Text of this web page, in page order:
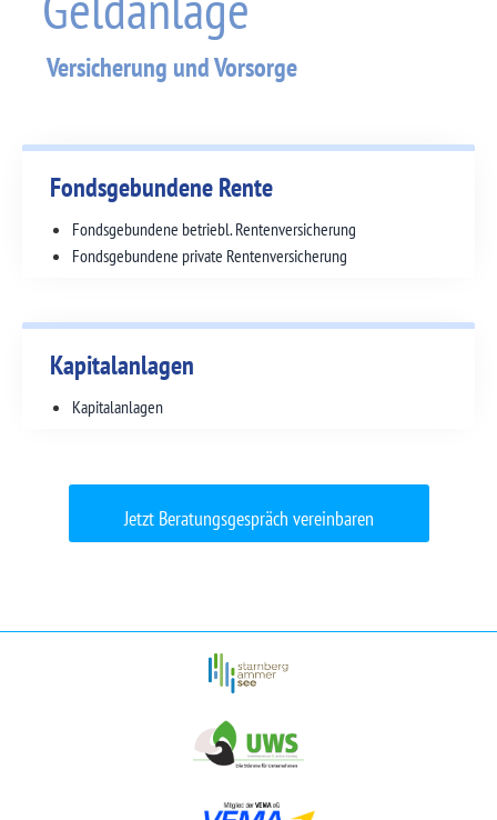
Versicherung und Vorsorge
Fondsgebundene Rente
Fondsgebundene betriebl. Renten­versicherung
Fondsgebundene private Rentenversicherung
Kapitalanlagen
Kapitalanlagen
Jetzt Beratungsgespräch vereinbaren